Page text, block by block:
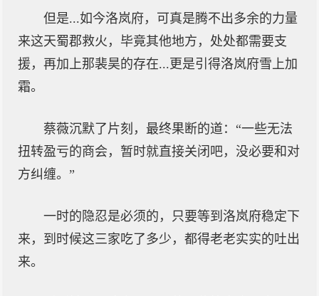
但是...如今洛岚府，可真是腾不出多余的力量
来这天蜀郡救火，毕竟其他地方，处处都需要支
援，再加上那裴昊的存在...更是引得洛岚府雪上加
霜。
蔡薇沉默了片刻，最终果断的道：“一些无法
扭转盈亏的商会，暂时就直接关闭吧，没必要和对
方纠缠。”
一时的隐忍是必须的，只要等到洛岚府稳定下
来，到时候这三家吃了多少，都得老老实实的吐出
来。